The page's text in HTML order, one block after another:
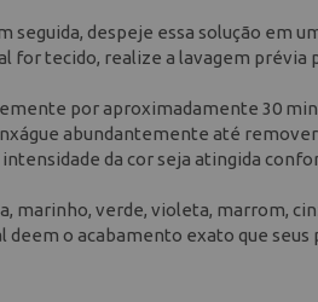
despeje essa solução em
for tecido, realize a lavagem prévia
por aproximadamente 30
abundantemente até
da cor seja atingida
marinho, verde, violeta, marrom,
o acabamento exato que seus